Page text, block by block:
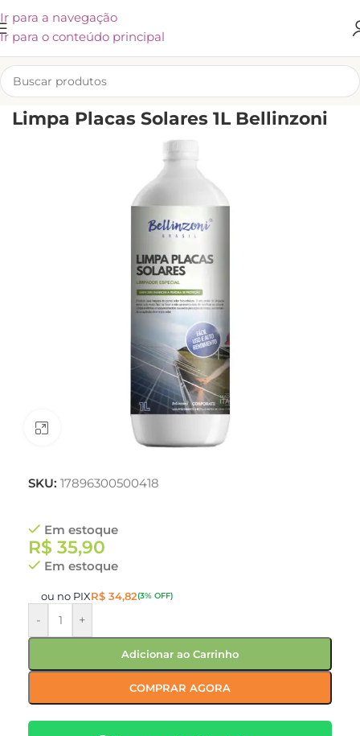
Ir para a navegação
Ir para o conteúdo principal
INÍCIO/BELLINZONI
Limpa Placas Solares 1L Bellinzoni
Clique para ampliar
SKU: 17896300500418
Em estoque
R$ 35,90
Em estoque
ou no PIXR$ 34,82(3% OFF)
- +
Adicionar ao Carrinho
COMPRAR AGORA